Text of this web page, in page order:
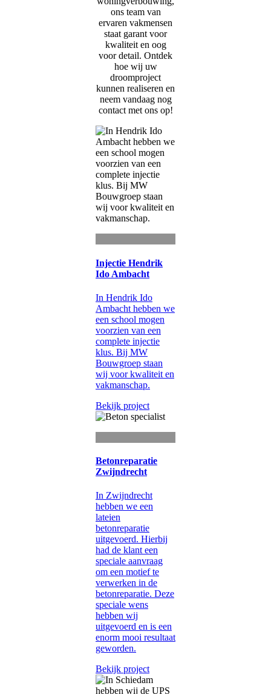
ons team van
ervaren vakmensen
staat garant voor
kwaliteit en oog
voor detail. Ontdek
hoe wij uw
droomproject
kunnen realiseren en
neem vandaag nog
contact met ons op!
Injectie Hendrik
Ido Ambacht
In Hendrik Ido
Ambacht hebben we
een school mogen
voorzien van een
complete injectie
klus. Bij MW
Bouwgroep staan
wij voor kwaliteit en
vakmanschap.
Bekijk project
Betonreparatie
Zwijndrecht
In Zwijndrecht
hebben we een
lateien
betonreparatie
uitgevoerd. Hierbij
had de klant een
speciale aanvraag
om een motief te
verwerken in de
betonreparatie. Deze
speciale wens
hebben wij
uitgevoerd en is een
enorm mooi resultaat
geworden.
Bekijk project